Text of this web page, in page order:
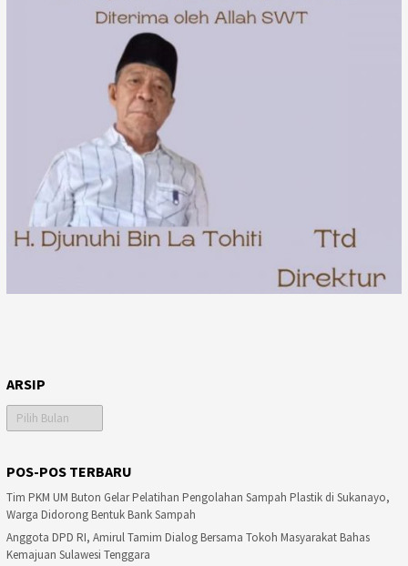
ARSIP
Arsip
POS-POS TERBARU
Tim PKM UM Buton Gelar Pelatihan Pengolahan Sampah Plastik di Sukanayo,
Warga Didorong Bentuk Bank Sampah
Anggota DPD RI, Amirul Tamim Dialog Bersama Tokoh Masyarakat Bahas
Kemajuan Sulawesi Tenggara